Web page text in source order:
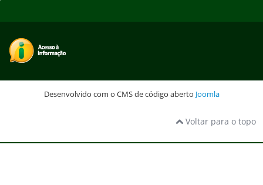
Desenvolvido com o CMS de código aberto Joomla
Voltar para o topo